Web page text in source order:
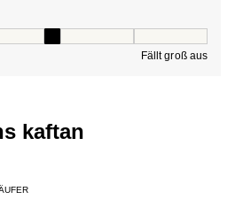
Fällt groß aus
kaftan